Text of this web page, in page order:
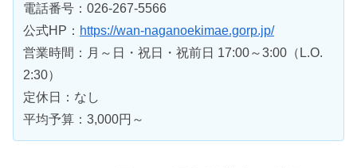
電話番号：026-267-5566
公式HP： https://wan-naganoekimae.gorp.jp/
営業時間：月～日・祝日・祝前日 17:00～3:00（L.O.
2:30）
定休日：なし
平均予算：3,000円～